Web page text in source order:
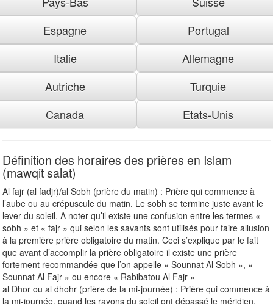
Espagne
Portugal
Italie
Allemagne
Autriche
Turquie
Canada
Etats-Unis
Définition des horaires des prières en Islam
(mawqit salat)
Al fajr (al fadjr)/al Sobh (prière du matin) : Prière qui commence à
l’aube ou au crépuscule du matin. Le sobh se termine juste avant le
lever du soleil. A noter qu’il existe une confusion entre les termes «
sobh » et « fajr » qui selon les savants sont utilisés pour faire allusion
à la première prière obligatoire du matin. Ceci s’explique par le fait
que avant d’accomplir la prière obligatoire il existe une prière
fortement recommandée que l’on appelle « Sounnat Al Sobh », «
Sounnat Al Fajr » ou encore « Rabibatou Al Fajr »
al Dhor ou al dhohr (prière de la mi-journée) : Prière qui commence à
la mi-journée, quand les rayons du soleil ont dépassé le méridien.